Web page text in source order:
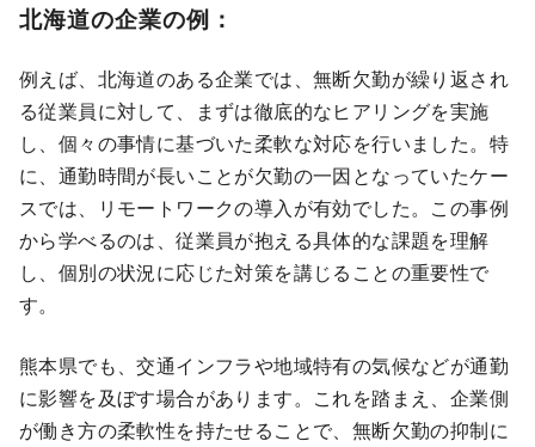
北海道の企業の例：
例えば、北海道のある企業では、無断欠勤が繰り返され
る従業員に対して、まずは徹底的なヒアリングを実施
し、個々の事情に基づいた柔軟な対応を行いました。特
に、通勤時間が長いことが欠勤の一因となっていたケー
スでは、リモートワークの導入が有効でした。この事例
から学べるのは、従業員が抱える具体的な課題を理解
し、個別の状況に応じた対策を講じることの重要性で
す。
熊本県でも、交通インフラや地域特有の気候などが通勤
に影響を及ぼす場合があります。これを踏まえ、企業側
が働き方の柔軟性を持たせることで、無断欠勤の抑制に